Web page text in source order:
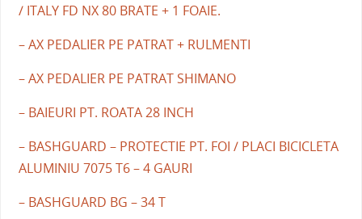
/ ITALY FD NX 80 BRATE + 1 FOAIE.
– AX PEDALIER PE PATRAT + RULMENTI
– AX PEDALIER PE PATRAT SHIMANO
– BAIEURI PT. ROATA 28 INCH
– BASHGUARD – PROTECTIE PT. FOI / PLACI BICICLETA
ALUMINIU 7075 T6 – 4 GAURI
– BASHGUARD BG – 34 T